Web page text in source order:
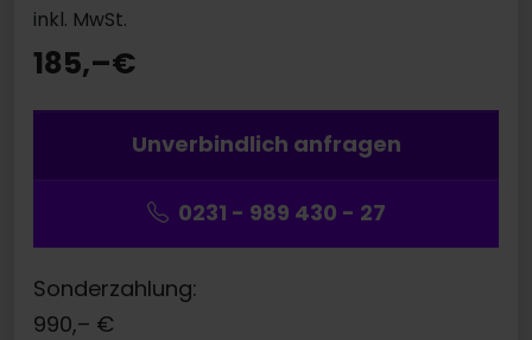
inkl. MwSt.
185,–€
Unverbindlich anfragen
0231 - 989 430 - 27
Sonderzahlung:
990,– €